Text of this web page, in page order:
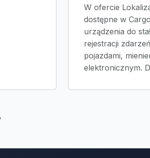
W ofercie
dostępne w
urządzenia do
rejestracji
pojazdami,
elektronicznym.